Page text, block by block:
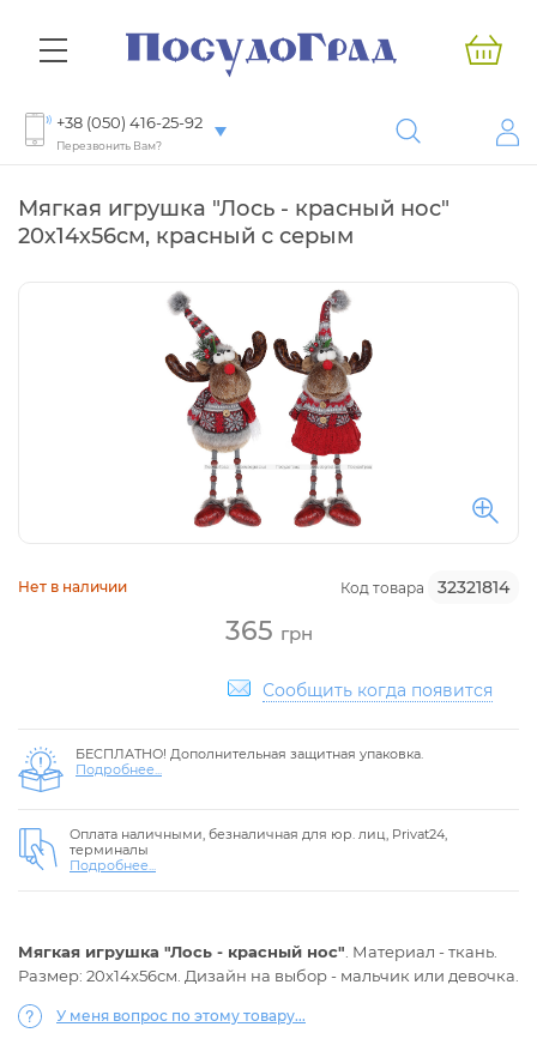
+38 (050) 416-25-92
Перезвонить Вам?
Мягкая игрушка "Лось - красный нос"
20х14х56см, красный с серым
Нет в наличии Код товара 32321814
365 грн
Сообщить когда появится
БЕСПЛАТНО! Дополнительная защитная упаковка.
Подробнее...
Оплата наличными, безналичная для юр. лиц, Privat24,
терминалы
Подробнее...
Мягкая игрушка "Лось - красный нос" . Материал - ткань.
Размер: 20х14х56см. Дизайн на выбор - мальчик или девочка.
У меня вопрос по этому товару...